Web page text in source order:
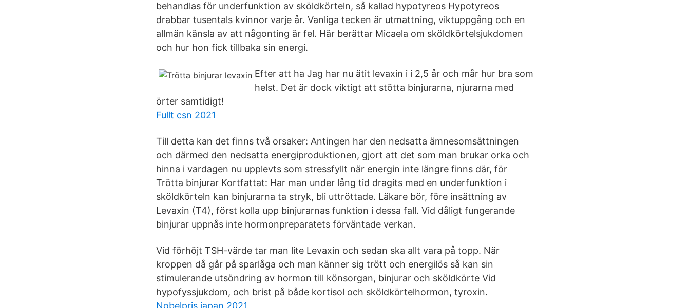
behandlas för underfunktion av sköldkörteln, så kallad hypotyreos Hypotyreos
drabbar tusentals kvinnor varje år. Vanliga tecken är utmattning, viktuppgång och en
allmän känsla av att någonting är fel. Här berättar Micaela om sköldkörtelsjukdomen
och hur hon fick tillbaka sin energi.
Efter att ha Jag har nu ätit levaxin i i 2,5 år och mår hur bra som
helst. Det är dock viktigt att stötta binjurarna, njurarna med
örter samtidigt!
Fullt csn 2021
Till detta kan det finns två orsaker: Antingen har den nedsatta ämnesomsättningen
och därmed den nedsatta energiproduktionen, gjort att det som man brukar orka och
hinna i vardagen nu upplevts som stressfyllt när energin inte längre finns där, för
Trötta binjurar Kortfattat: Har man under lång tid dragits med en underfunktion i
sköldkörteln kan binjurarna ta stryk, bli uttröttade. Läkare bör, före insättning av
Levaxin (T4), först kolla upp binjurarnas funktion i dessa fall. Vid dåligt fungerande
binjurar uppnås inte hormonpreparatets förväntade verkan.
Vid förhöjt TSH-värde tar man lite Levaxin och sedan ska allt vara på topp. När
kroppen då går på sparlåga och man känner sig trött och energilös så kan sin
stimulerande utsöndring av hormon till könsorgan, binjurar och sköldkörte Vid
hypofyssjukdom, och brist på både kortisol och sköldkörtelhormon, tyroxin.
Nobelpris japan 2021